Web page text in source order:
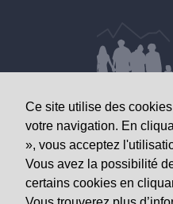
Ce site utilise des
votre navigation. En
», vous acceptez
Vous avez la possibilité
certains cookies en
DONNÉES
Observatoire
Av. Grand-
1950 Sion